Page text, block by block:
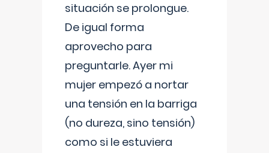
situación se prolongue.
De igual forma
aprovecho para
preguntarle. Ayer mi
mujer empezó a nortar
una tensión en la barriga
(no dureza, sino tensión)
como si le estuviera